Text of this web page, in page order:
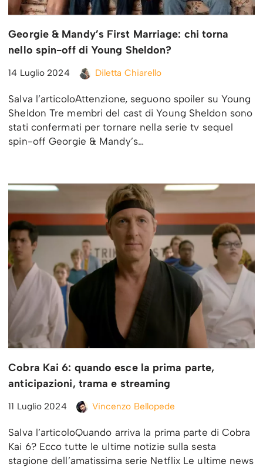
Georgie & Mandy’s First Marriage: chi torna
nello spin-off di Young Sheldon?
14 Luglio 2024 Diletta Chiarello
Salva l’articoloAttenzione, seguono spoiler su Young
Sheldon Tre membri del cast di Young Sheldon sono
stati confermati per tornare nella serie tv sequel
spin-off Georgie & Mandy’s…
Cobra Kai 6: quando esce la prima parte,
anticipazioni, trama e streaming
11 Luglio 2024 Vincenzo Bellopede
Salva l’articoloQuando arriva la prima parte di Cobra
Kai 6? Ecco tutte le ultime notizie sulla sesta
stagione dell’amatissima serie Netflix Le ultime news